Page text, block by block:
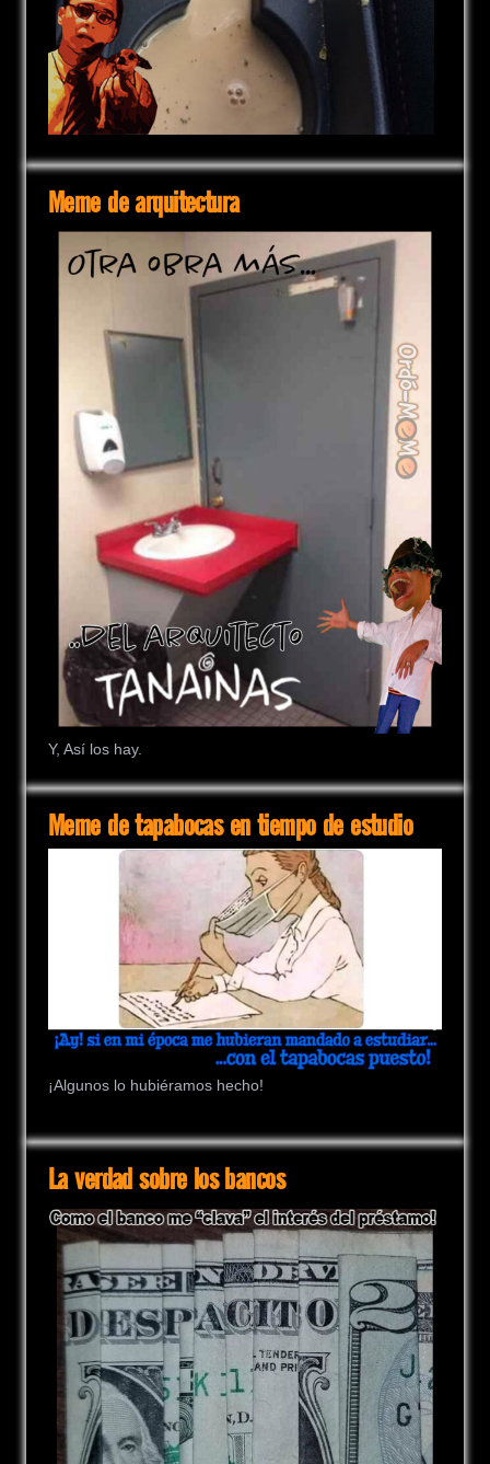
Meme de arquitectura
Y, Así los hay.
Meme de tapabocas en tiempo de estudio
¡Algunos lo hubiéramos hecho!
La verdad sobre los bancos